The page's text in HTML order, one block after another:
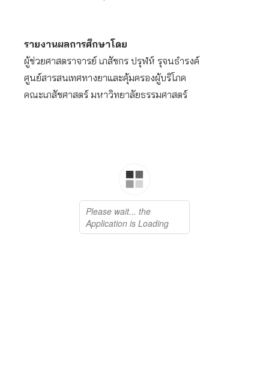
รายงานผลการศึกษาโดย
ผู้ช่วยศาสตราจารย์ เภสัชกร ปรุฬห์ รุจนธำรงค์
ศูนย์สารสนเทศทางยาและคุ้มครองผู้บริโภค
คณะเภสัชศาสตร์ มหาวิทยาลัยธรรมศาสตร์